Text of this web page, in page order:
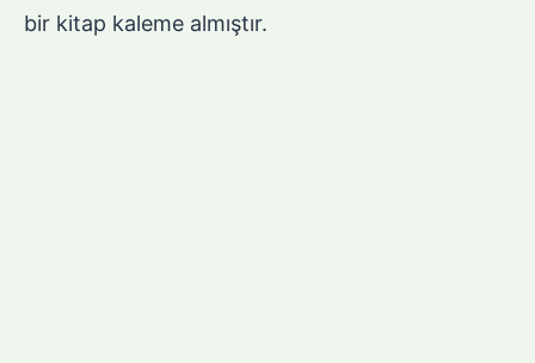
bir kitap kaleme almıştır.